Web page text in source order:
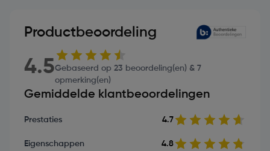
Productbeoordeling
4.5Gebaseerd op 23 beoordeling(en) & 7
opmerking(en)
Gemiddelde klantbeoordelingen
Prestaties 4.7
Eigenschappen 4.8